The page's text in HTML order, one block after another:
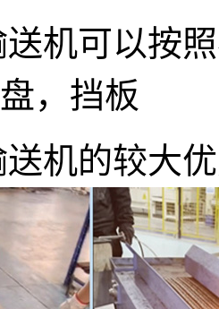
机可以按
，挡板
机的较大